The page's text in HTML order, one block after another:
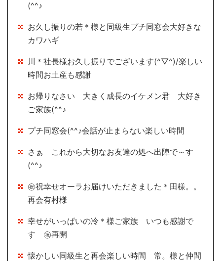
(^^♪
お久し振りの若＊様と同級生プチ同窓会大好きな
カワハギ
川＊社長様お久し振りでございます(^▽^)/楽しい
時間お土産も感謝
お帰りなさい 大きく成長のイケメン君 大好き
ご家族(^^♪
プチ同窓会(^^♪会話が止まらない楽しい時間
さぁ これから大切なお友達の処へ出陣で～す
(^^♪
㊗祝幸せオーラお届けいただきました＊田様。。
再会有村様
幸せがいっぱいの冷＊様ご家族 いつも感謝で
す ㊗再開
懐かしい同級生と再会楽しい時間 常。様と仲間